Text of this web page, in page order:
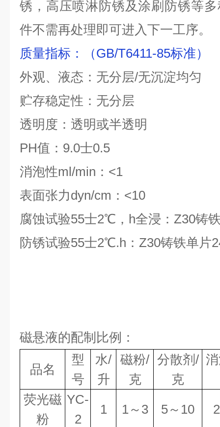
锈，高压喷淋防锈及涂刷防锈等
件不需再处理即可进入下一工序。
质量指标：（GB/T6411-85标准）
外观、液态：无分层/无沉淀均匀
贮存稳定性：无分层
透明度：透明或半透明
PH值： 9.0士0.5
消泡性ml/min： <1
表面张力dyn/cm： <10
腐蚀试验55士2℃， h全浸： Z30铸
防锈试验55士2℃.h ： Z30铸铁单片
磁悬液的配制比例：
品名
型
号
水/
升
磁粉/
克
分散剂/
克
荧光磁
粉
YC-
2
1 1～ 3 5～ 10
2